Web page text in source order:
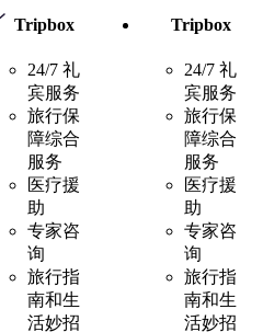
Tripbox
24/7 礼
宾服务
旅行保
障综合
服务
医疗援
助
专家咨
询
旅行指
南和生
活妙招
Tripbox
24/7 礼
宾服务
旅行保
障综合
服务
医疗援
助
专家咨
询
旅行指
南和生
活妙招